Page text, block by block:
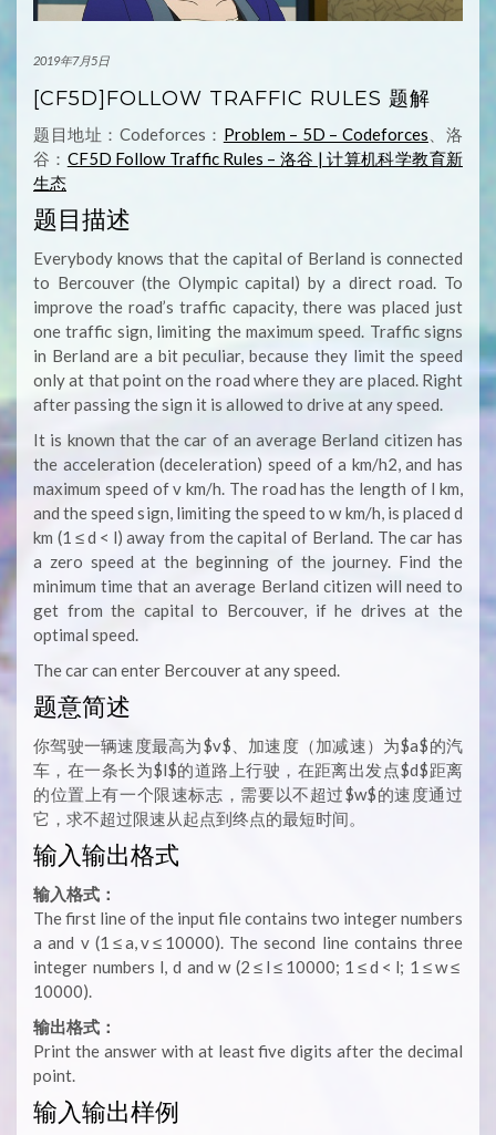
2019年7月5日
[CF5D]FOLLOW TRAFFIC RULES 题解
题目地址：Codeforces： Problem – 5D – Codeforces 、洛
谷： CF5D Follow Traffic Rules – 洛谷 | 计算机科学教育新
生态
题目描述
Everybody knows that the capital of Berland is connected
to Bercouver (the Olympic capital) by a direct road. To
improve the road’s traffic capacity, there was placed just
one traffic sign, limiting the maximum speed. Traffic signs
in Berland are a bit peculiar, because they limit the speed
only at that point on the road where they are placed. Right
after passing the sign it is allowed to drive at any speed.
It is known that the car of an average Berland citizen has
the acceleration (deceleration) speed of a km/h2, and has
maximum speed of v km/h. The road has the length of l km,
and the speed sign, limiting the speed to w km/h, is placed d
km (1 ≤ d < l) away from the capital of Berland. The car has
a zero speed at the beginning of the journey. Find the
minimum time that an average Berland citizen will need to
get from the capital to Bercouver, if he drives at the
optimal speed.
The car can enter Bercouver at any speed.
题意简述
你驾驶一辆速度最高为$v$、加速度（加减速）为$a$的汽
车，在一条长为$l$的道路上行驶，在距离出发点$d$距离
的位置上有一个限速标志，需要以不超过$w$的速度通过
它，求不超过限速从起点到终点的最短时间。
输入输出格式
输入格式：
The first line of the input file contains two integer numbers
a and v (1 ≤ a, v ≤ 10000). The second line contains three
integer numbers l, d and w (2 ≤ l ≤ 10000; 1 ≤ d < l; 1 ≤ w ≤
10000).
输出格式：
Print the answer with at least five digits after the decimal
point.
输入输出样例